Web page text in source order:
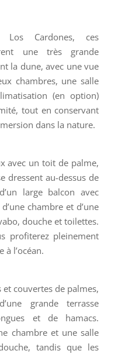
Los Cardones, ces
une très grande
la dune, avec une vue
chambres, une salle
(en option)
tout en conservant
dans la nature.
avec un toit de palme,
dressent au-dessus de
large balcon avec
chambre et d’une
douche et toilettes.
profiterez pleinement
à l’océan.
et couvertes de palmes,
grande terrasse
et de hamacs.
chambre et une salle
tandis que les